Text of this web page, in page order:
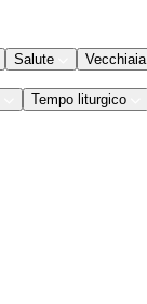
Salute Vecchiaia
Tempo liturgico